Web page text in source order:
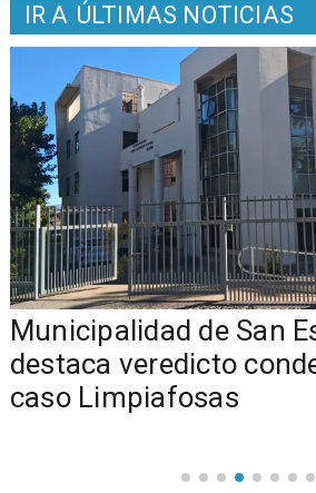
IR A ÚLTIMAS NOTICIAS
Municipalidad de San
destaca veredicto
caso Limpiafosas